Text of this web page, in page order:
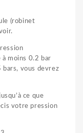
(robinet
à moins 0.2 bar
bars, vous devrez
ce que
votre pression